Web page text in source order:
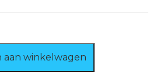
aan winkelwagen